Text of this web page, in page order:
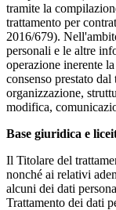
tramite la
trattamento per
2016/679).
personali e le altre
operazione inerente
consenso prestato
organizzazione,
modifica,
Base giuridica e
Il Titolare del
nonché ai relativi
alcuni dei dati
Trattamento dei dati